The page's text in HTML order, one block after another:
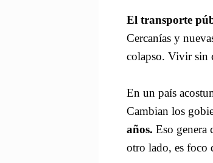
El transporte
Cercanías y
colapso. Vivir sin
En un país
Cambian los
años. Eso genera
otro lado, es foco